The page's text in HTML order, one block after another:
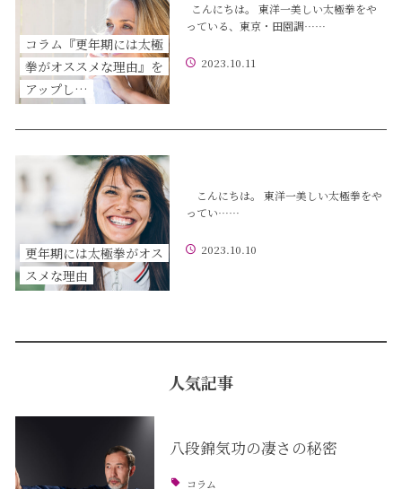
コラム『更年期には太極
拳がオススメな理由』を
アップし…
こんにちは。 東洋一美しい太極拳をや
っている、東京・田園調……
2023.10.11
更年期には太極拳がオス
スメな理由
こんにちは。 東洋一美しい太極拳をや
ってい……
2023.10.10
人気記事
八段錦気功の凄さの秘密
コラム